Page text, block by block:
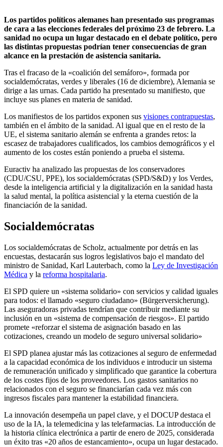
Los partidos políticos alemanes han presentado sus programas
de cara a las elecciones federales del próximo 23 de febrero. La
sanidad no ocupa un lugar destacado en el debate político, pero
las distintas propuestas podrían tener consecuencias de gran
alcance en la prestación de asistencia sanitaria.
Tras el fracaso de la «coalición del semáforo», formada por
socialdemócratas, verdes y liberales (16 de diciembre), Alemania se
dirige a las urnas. Cada partido ha presentado su manifiesto, que
incluye sus planes en materia de sanidad.
Los manifiestos de los partidos exponen sus visiones contrapuestas,
también en el ámbito de la sanidad. Al igual que en el resto de la
UE, el sistema sanitario alemán se enfrenta a grandes retos: la
escasez de trabajadores cualificados, los cambios demográficos y el
aumento de los costes están poniendo a prueba el sistema.
Euractiv ha analizado las propuestas de los conservadores
(CDU/CSU, PPE), los socialdemócratas (SPD/S&D) y los Verdes,
desde la inteligencia artificial y la digitalización en la sanidad hasta
la salud mental, la política asistencial y la eterna cuestión de la
financiación de la sanidad.
Socialdemócratas
Los socialdemócratas de Scholz, actualmente por detrás en las
encuestas, destacarán sus logros legislativos bajo el mandato del
ministro de Sanidad, Karl Lauterbach, como la Ley de Investigación
Médica y la reforma hospitalaria.
El SPD quiere un «sistema solidario» con servicios y calidad iguales
para todos: el llamado «seguro ciudadano» (Bürgerversicherung).
Las aseguradoras privadas tendrían que contribuir mediante su
inclusión en un «sistema de compensación de riesgos». El partido
promete «reforzar el sistema de asignación basado en las
cotizaciones, creando un modelo de seguro universal solidario»
El SPD planea ajustar más las cotizaciones al seguro de enfermedad
a la capacidad económica de los individuos e introducir un sistema
de remuneración unificado y simplificado que garantice la cobertura
de los costes fijos de los proveedores. Los gastos sanitarios no
relacionados con el seguro se financiarían cada vez más con
ingresos fiscales para mantener la estabilidad financiera.
La innovación desempeña un papel clave, y el DOCUP destaca el
uso de la IA, la telemedicina y las telefarmacias. La introducción de
la historia clínica electrónica a partir de enero de 2025, considerada
un éxito tras «20 años de estancamiento», ocupa un lugar destacado.